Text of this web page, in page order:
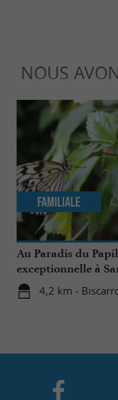
NOUS
Au Paradis du
exceptionnelle à
4,2 km -
Familiale